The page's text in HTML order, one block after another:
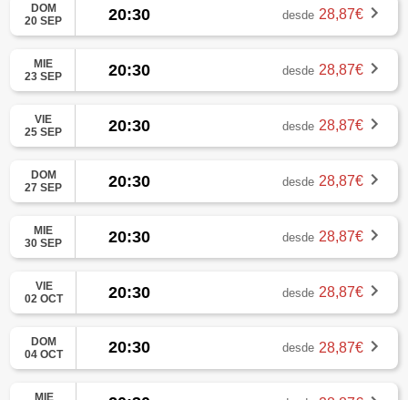
DOM
20 SEP
20:30 desde 28,87€
MIE
23 SEP
20:30 desde 28,87€
VIE
25 SEP
20:30 desde 28,87€
DOM
27 SEP
20:30 desde 28,87€
MIE
30 SEP
20:30 desde 28,87€
VIE
02 OCT
20:30 desde 28,87€
DOM
04 OCT
20:30 desde 28,87€
MIE